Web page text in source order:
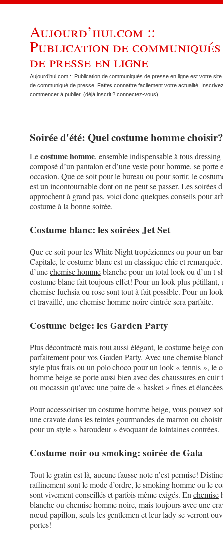
Aujourd’hui.com ::
Publication de communiqués
de presse en ligne
Aujourd’hui.com :: Publication de communiqués de presse en ligne est votre site
de communiqué de presse. Faîtes connaître facilement votre actualité.
commencer à publier. (déjà inscrit ? connectez-vous)
Soirée d'été: Quel costume homme choisir?
Lecostume homme, ensemble indispensable à tous
composé d’un pantalon et d’une veste pour homme, se porte
occasion. Que ce soit pour le bureau ou pour sortir, le
est un incontournable dont on ne peut se passer. Les soirées
approchent à grand pas, voici donc quelques conseils pour
costume à la bonne soirée.
Costume blanc: les soirées Jet Set
Que ce soit pour les White Night tropéziennes ou pour un
Capitale, le costume blanc est un classique chic et
d’unechemise hommeblanche pour un total look ou d’un t-
costume blanc fait toujours effet! Pour un look plus pétillant,
chemise fuchsia ou rose sont tout à fait possible. Pour un
et travaillé, une chemise homme noire cintrée sera parfaite.
Costume beige: les Garden Party
Plus décontracté mais tout aussi élégant, le costume beige
parfaitement pour vos Garden Party. Avec une chemise
style plus frais ou un polo choco pour un look « tennis », le
homme beige se porte aussi bien avec des chaussures en
ou mocassin qu’avec une paire de « basket » fines et
Pour accessoiriser un costume homme beige, vous pouvez
unecravatedans les teintes gourmandes de marron ou
pour un style « baroudeur » évoquant de lointaines contrées.
Costume noir ou smoking: soirée de Gala
Tout le gratin est là, aucune fausse note n’est permise!
raffinement sont le mode d’ordre, le smoking homme ou le
sont vivement conseillés et parfois même exigés. Enchemise
blanche ou chemise homme noire, mais toujours avec une
nœud papillon, seuls les gentlemen et leur lady se verront
portes!